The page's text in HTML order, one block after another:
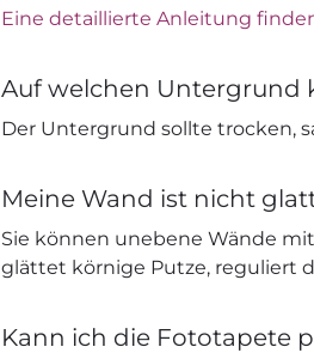
Eine detaillierte Anleitung
Auf welchen Untergrund
Der Untergrund sollte trocken,
Meine Wand ist nicht
Sie können unebene Wände
glättet körnige Putze, reguliert
Kann ich die Fototapete